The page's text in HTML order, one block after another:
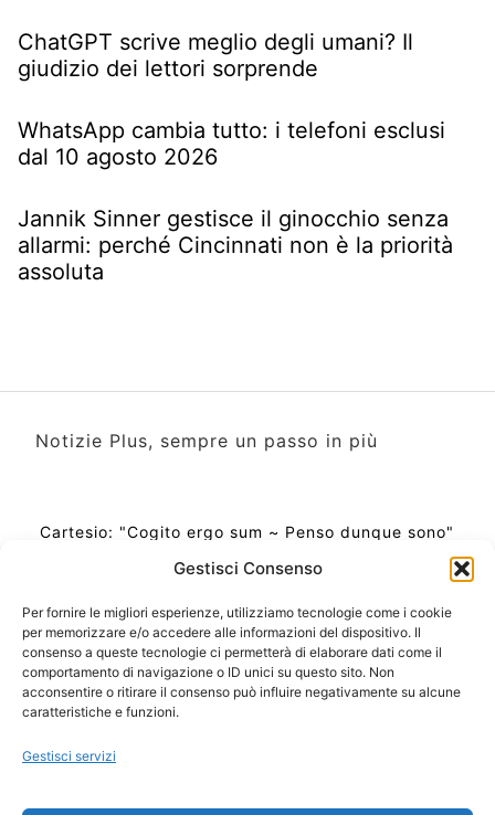
Gestisci Consenso
Per fornire le migliori esperienze, utilizziamo tecnologie come i cookie
per memorizzare e/o accedere alle informazioni del dispositivo. Il
consenso a queste tecnologie ci permetterà di elaborare dati come il
comportamento di navigazione o ID unici su questo sito. Non
acconsentire o ritirare il consenso può influire negativamente su alcune
caratteristiche e funzioni.
Gestisci servizi
ChatGPT scrive meglio degli umani? Il
giudizio dei lettori sorprende
WhatsApp cambia tutto: i telefoni esclusi
dal 10 agosto 2026
Jannik Sinner gestisce il ginocchio senza
allarmi: perché Cincinnati non è la priorità
assoluta
Notizie Plus, sempre un passo in più
Cartesio: "Cogito ergo sum ~ Penso dunque sono"
Ora Esatta in Italia in questo momento
Ti Senti Strano Ultimamente? Potrebbe Essere per
la Risonanza di Schumann
Come Sapere Se Stai Ascendendo alla Quinta